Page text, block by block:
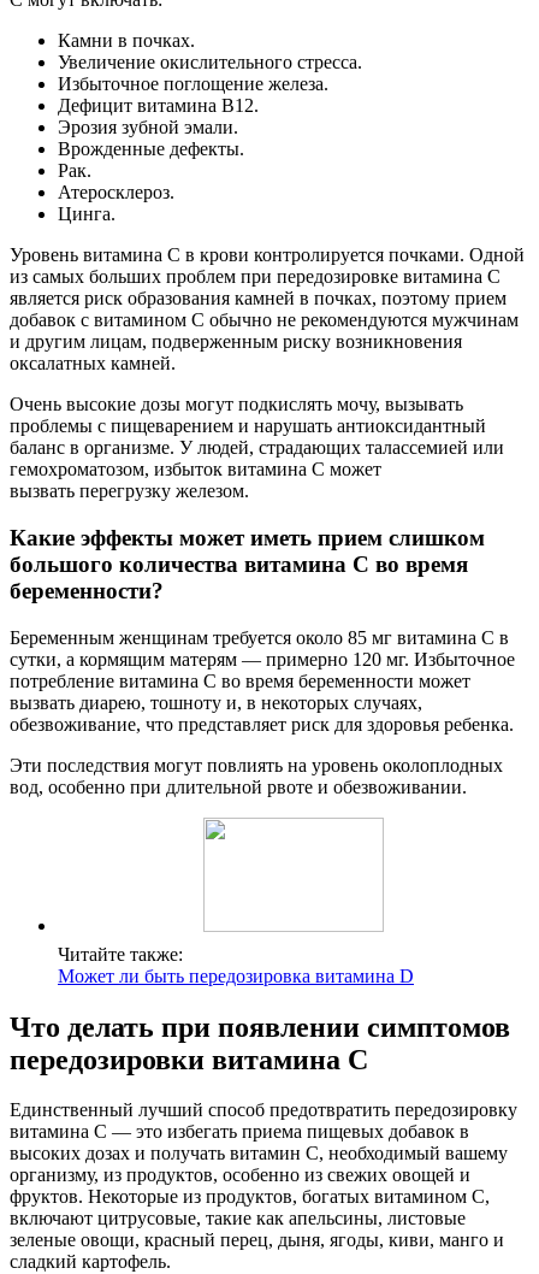
Камни в почках.
Увеличение окислительного стресса.
Избыточное поглощение железа.
Дефицит витамина В12.
Эрозия зубной эмали.
Врожденные дефекты.
Рак.
Атеросклероз.
Цинга.
Уровень витамина С в крови контролируется почками. Одной
из самых больших проблем при передозировке витамина С
является риск образования камней в почках, поэтому прием
добавок с витамином С обычно не рекомендуются мужчинам
и другим лицам, подверженным риску возникновения
оксалатных камней.
Очень высокие дозы могут подкислять мочу, вызывать
проблемы с пищеварением и нарушать антиоксидантный
баланс в организме. У людей, страдающих талассемией или
гемохроматозом, избыток витамина С может
вызвать перегрузку железом.
Какие эффекты может иметь прием слишком
большого количества витамина С во время
беременности?
Беременным женщинам требуется около 85 мг витамина С в
сутки, а кормящим матерям — примерно 120 мг. Избыточное
потребление витамина С во время беременности может
вызвать диарею, тошноту и, в некоторых случаях,
обезвоживание, что представляет риск для здоровья ребенка.
Эти последствия могут повлиять на уровень околоплодных
вод, особенно при длительной рвоте и обезвоживании.
Читайте также:
Может ли быть передозировка витамина D
Что делать при появлении симптомов
передозировки витамина С
Единственный лучший способ предотвратить передозировку
витамина С — это избегать приема пищевых добавок в
высоких дозах и получать витамин С, необходимый вашему
организму, из продуктов, особенно из свежих овощей и
фруктов. Некоторые из продуктов, богатых витамином С,
включают цитрусовые, такие как апельсины, листовые
зеленые овощи, красный перец, дыня, ягоды, киви, манго и
сладкий картофель.